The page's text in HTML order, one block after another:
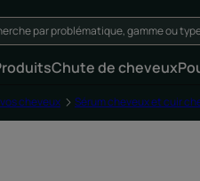
Chute de cheveux
cheveux Sérum cheveux et cuir